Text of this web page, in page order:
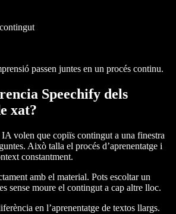
passen juntes en un procés continu.
Speechify dels
xat?
IA volen que copiïs contingut a una finestra
Això talla el procés d’aprenentatge i
constantment.
amb el material. Pots escoltar un
sense moure el contingut a cap altre lloc.
en l’aprenentatge de textos llargs.